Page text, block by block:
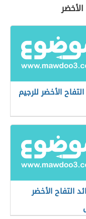
الأخضر للرجيم
التفاح الأخضر